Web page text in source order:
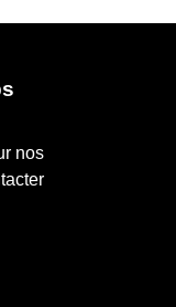
nos